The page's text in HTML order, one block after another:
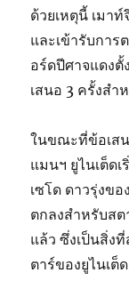
ด้วยเหตุนี้ เมา
และเข้ารับการ
อร์ดปีศาจแดงตั้
เสนอ 3 ครั้งสำ
ในขณะที่ข้อเส
แมนฯ ยูไนเต็ด
เซโด ดาวรุ่งข
ตกลงสำหรับส
แล้ว ซึ่งเป็นสิ่ง
ตาร์ของยูไนเต็ด